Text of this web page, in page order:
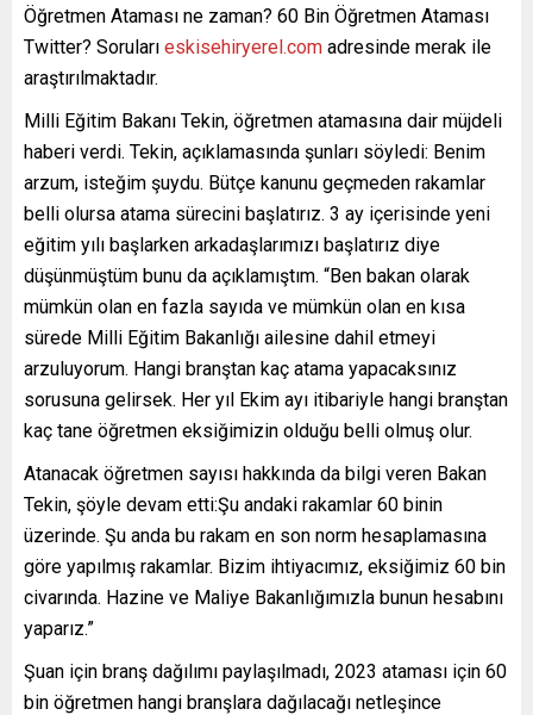
Öğretmen Ataması ne zaman? 60 Bin Öğretmen Ataması
Twitter? Soruları eskisehiryerel.com adresinde merak ile
araştırılmaktadır.
Milli Eğitim Bakanı Tekin, öğretmen atamasına dair müjdeli
haberi verdi. Tekin, açıklamasında şunları söyledi: Benim
arzum, isteğim şuydu. Bütçe kanunu geçmeden rakamlar
belli olursa atama sürecini başlatırız. 3 ay içerisinde yeni
eğitim yılı başlarken arkadaşlarımızı başlatırız diye
düşünmüştüm bunu da açıklamıştım. “Ben bakan olarak
mümkün olan en fazla sayıda ve mümkün olan en kısa
sürede Milli Eğitim Bakanlığı ailesine dahil etmeyi
arzuluyorum. Hangi branştan kaç atama yapacaksınız
sorusuna gelirsek. Her yıl Ekim ayı itibariyle hangi branştan
kaç tane öğretmen eksiğimizin olduğu belli olmuş olur.
Atanacak öğretmen sayısı hakkında da bilgi veren Bakan
Tekin, şöyle devam etti:Şu andaki rakamlar 60 binin
üzerinde. Şu anda bu rakam en son norm hesaplamasına
göre yapılmış rakamlar. Bizim ihtiyacımız, eksiğimiz 60 bin
civarında. Hazine ve Maliye Bakanlığımızla bunun hesabını
yaparız.”
Şuan için branş dağılımı paylaşılmadı, 2023 ataması için 60
bin öğretmen hangi branşlara dağılacağı netleşince